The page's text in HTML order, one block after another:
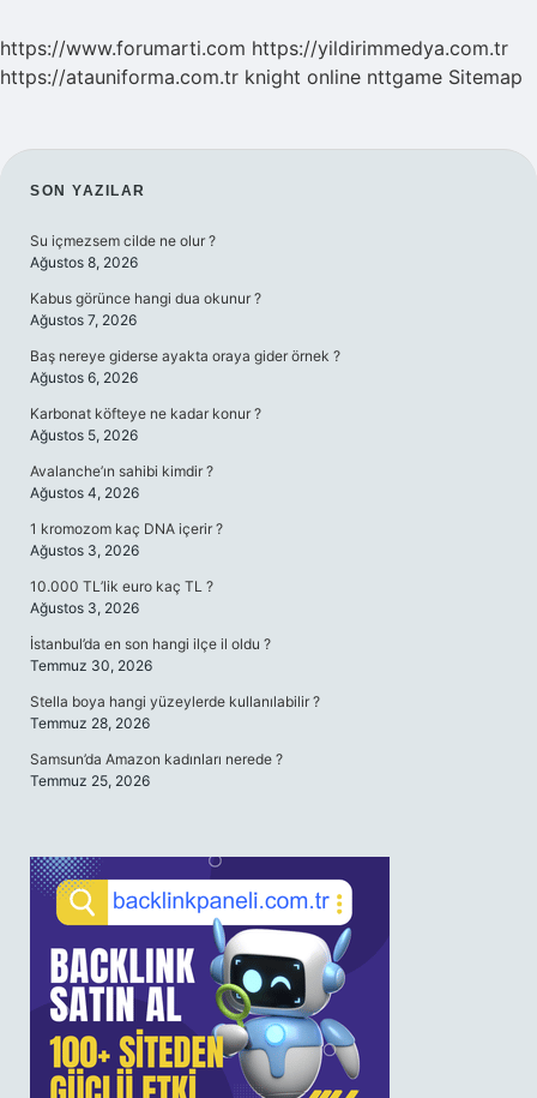
https://www.forumarti.com https://yildirimmedya.com.tr
https://atauniforma.com.tr knight online nttgame Sitemap
SIDEBAR
SON YAZILAR
Su içmezsem cilde ne olur ?
Ağustos 8, 2026
Kabus görünce hangi dua okunur ?
Ağustos 7, 2026
Baş nereye giderse ayakta oraya gider örnek ?
Ağustos 6, 2026
Karbonat köfteye ne kadar konur ?
Ağustos 5, 2026
Avalanche’ın sahibi kimdir ?
Ağustos 4, 2026
1 kromozom kaç DNA içerir ?
Ağustos 3, 2026
10.000 TL’lik euro kaç TL ?
Ağustos 3, 2026
İstanbul’da en son hangi ilçe il oldu ?
Temmuz 30, 2026
Stella boya hangi yüzeylerde kullanılabilir ?
Temmuz 28, 2026
Samsun’da Amazon kadınları nerede ?
Temmuz 25, 2026